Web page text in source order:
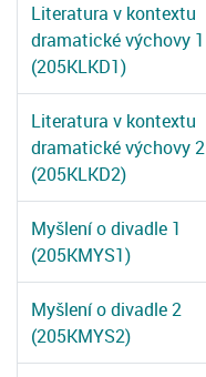
Literatura v kontextu
dramatické výchovy 1
(205KLKD1)
Literatura v kontextu
dramatické výchovy 2
(205KLKD2)
Myšlení o divadle 1
(205KMYS1)
Myšlení o divadle 2
(205KMYS2)